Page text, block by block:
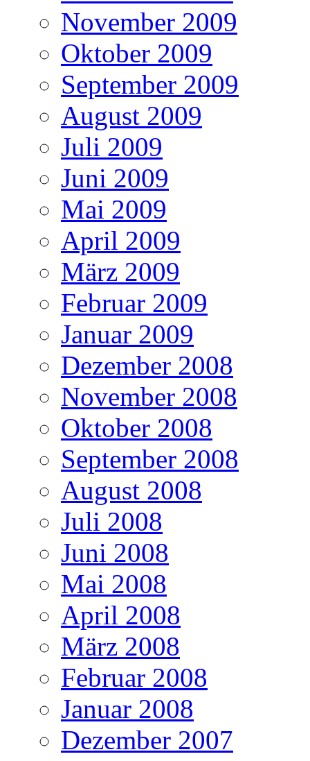
November 2009
Oktober 2009
September 2009
August 2009
Juli 2009
Juni 2009
Mai 2009
April 2009
März 2009
Februar 2009
Januar 2009
Dezember 2008
November 2008
Oktober 2008
September 2008
August 2008
Juli 2008
Juni 2008
Mai 2008
April 2008
März 2008
Februar 2008
Januar 2008
Dezember 2007